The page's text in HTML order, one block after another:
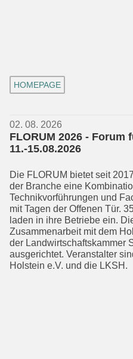
HOMEPAGE
02. 08. 2026
FLORUM 2026 - Forum
11.-15.08.2026
Die FLORUM bietet seit
der Branche eine
Technikvorfüh­rungen und
mit Tagen der Offenen Tür.
laden in ihre Be­trie­be ein.
Zusam­menarbeit mit dem
der Landwirtschafts­kammer
ausgerichtet. Veranstalter
Holstein e.V. und die LKSH.